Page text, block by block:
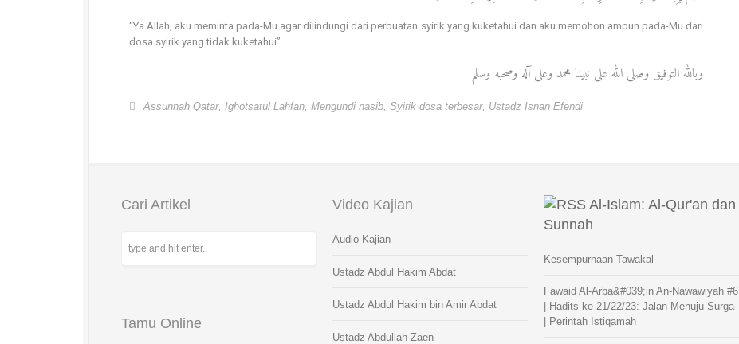
“Ya Allah, aku meminta pada-Mu agar dilindungi dari perbuatan syirik yang kuketahui dan aku memohon ampun pada-Mu dari
dosa syirik yang tidak kuketahui”.
وبالله التوفيق وصلى الله على نبينا محمد وعلى آله وصحبه وسلم
Assunnah Qatar, Ighotsatul Lahfan, Mengundi nasib, Syirik dosa terbesar, Ustadz Isnan Efendi
Cari Artikel
Tamu Online
Video Kajian
Audio Kajian
Ustadz Abdul Hakim Abdat
Ustadz Abdul Hakim bin Amir Abdat
Ustadz Abdullah Zaen
Al-Islam: Al-Qur'an dan
Sunnah
Kesempurnaan Tawakal
Fawaid Al-Arba&#039;in An-Nawawiyah #6
| Hadits ke-21/22/23: Jalan Menuju Surga
| Perintah Istiqamah